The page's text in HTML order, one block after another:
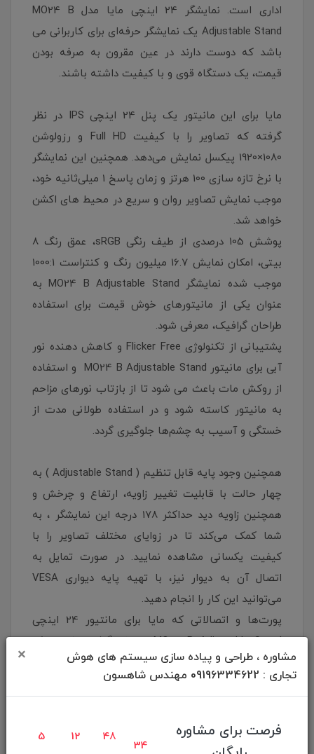
مشاوره ، طراحی و پیاده سازی سیستم های هوش
تجاری : 09196334622 مهندس شاهسون
×
فرصت برای مشاوره
5 12 48
33
اداری است. نمایشگر 24 اینچی مایا مدل MO24 B
Adjustable Stand یک نمایشگر حرفه‌ای برای کاربرانی می
باشد که دوست دارند در عین مقرون به صرفه بودن
قیمت، یک دستگاه قوی و با کیفیت داشته باشند.
مایا برای این مانیتور یک پنل 24 اینچی IPS در نظر
گرفته که تصاویر را با کیفیت Full HD و رزولوشن
1080×1920 پیکسل نمایش می‌دهد. همچنین این نمایشگر
با نرخ تازه سازی 100 هرتز و زمان پاسخ 1 میلی‌ثانیه خود،
موجب نمایش تصاویر روان و سریع در محیط های اکشن
خواهد شد.
پوشش 105 درصدی از طیف رنگی sRGB، عمق رنگ 8
بیتی، امکان نمایش 16.7 میلیون رنگ و کنتراست 1000:1
موجب شده نمایشگر MO24 B Adjustable Stand به
عنوان یکی از مانیتورهای خوش قیمت برای استفاده
طراحان گرافیک، معرفی شود.
پشتیبانی از تکنولوژی Flicker Free و کاهش دهنده نور
آبی برای مانیتور MO24 B Adjustable Stand و استفاده
از روکش مات باعث می شود تا از بازتاب نورهای مزاحم
به مانیتور کاسته شود و در استفاده طولانی مدت از
خستگی و آسیب به چشم‌ها جلوگیری گردد.
همچنین وجود پایه قابل تنظیم ( Adjustable Stand ) به
چهار حالت با قابلیت تغییر زاویه، ارتفاع و چرخش و
همچنین زاویه دید حداکثر 178 درجه این نمایشگر ، به
شما کمک می‌کند تا در زوایای مختلف تصاویر را با
کیفیت یکسانی مشاهده نمایید. در صورت تمایل به
اتصال آن به دیوار نیز، با تهیه پایه دیواری VESA
می‌توانید این کار را انجام دهید.
پورت‌ها و اتصالاتی که مایا برای مانتیور 24 اینچی
MO24 B Adjustable Stand در نظر گرفته، شامل یک
پورت HDMI، یک پورت VGA ، دو اسپیکر 1 واتی و
خروجی هدفون است که سازگاری آن با دستگاه‌های
مشخصات فیزیکی